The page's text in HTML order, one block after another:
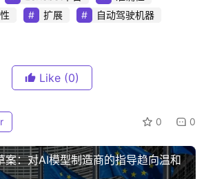
扩展
自动驾驶机器
Like (0)
0 0
案：对AI模型制造商的指导趋向温和‌